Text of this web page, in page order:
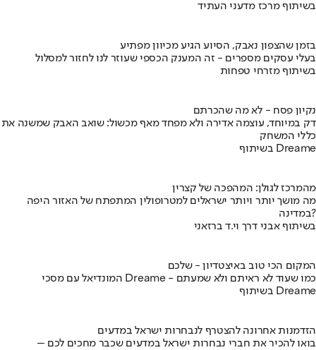
בשיתוף מרכז מדעני העתיד
בזמן שהצפון נאבק, הסיוע הגיע מכיוון מפתיע
בעלי עסקים מספרים - זה המענק הכספי שעוזר לנו לחזור למסלול
בשיתוף מזרחי טפחות
נקיון פסח - לא מה שהכרתם
דק במיוחד, עוצמה אדירה ולא מפחד מאף מכשול: שואב האבק שמשנה את
כללי המשחק
בשיתוף Dreame
מהמרכז לגולן: המהפכה של קצרין
מה מושך יותר ויותר ישראלים למטרופולין המתפתח של האזור היפה
במדינה?
בשיתוף אבני דרך וי.ד ברזאני
המקום הכי טוב באיצטדיון - שלכם
המונדיאל עם מסכי Dreame - כמו שעוד לא ראיתם ולא שמעתם
בשיתוף Dreame
הזדמנות אחרונה להצטרף לנבחרות ישראל במדעים
בואו להכיר את חברי נבחרות ישראל במדעים שכבר מחכים לכם –